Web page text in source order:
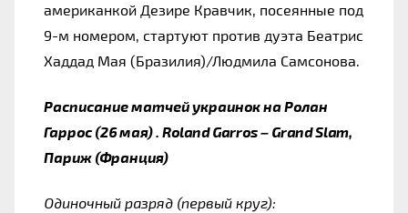
американкой Дезире Кравчик, посеянные под
9-м номером, стартуют против дуэта Беатрис
Хаддад Мая (Бразилия)/Людмила Самсонова.
Расписание матчей украинок на Ролан
Гаррос (26 мая) . Roland Garros – Grand Slam,
Париж (Франция)
Одиночный разряд (первый круг):